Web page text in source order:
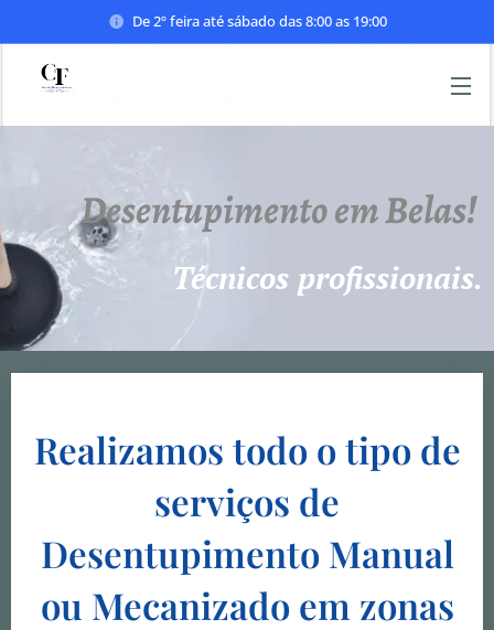
De 2º feira até sábado das 8:00 as 19:00
Desentupimento em Belas!
Técnicos profissionais.
Realizamos todo o tipo de
serviços de
DesentupimentoManual
ou Mecanizado em zonas